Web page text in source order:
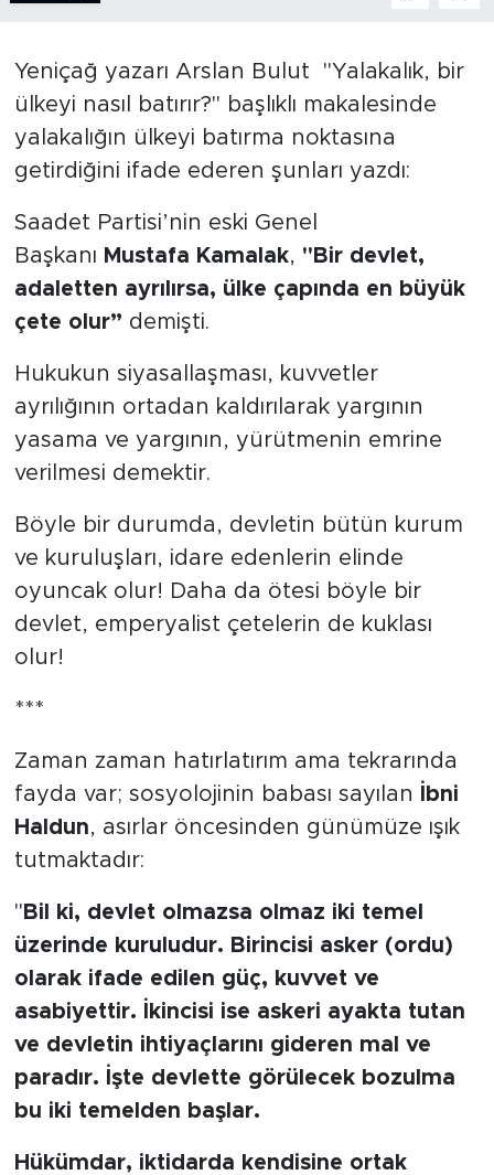
Yeniçağ yazarı Arslan Bulut
''Yalakalık, bir
ülkeyi nasıl batırır?'' başlıklı makalesinde
yalakalığın ülkeyi batırma noktasına
getirdiğini ifade ederen şunları yazdı:
Saadet Partisi’nin eski Genel
Başkanı Mustafa Kamalak, "Bir devlet,
adaletten ayrılırsa, ülke çapında en büyük
çete olur” demişti.
Hukukun siyasallaşması, kuvvetler
ayrılığının ortadan kaldırılarak yargının
yasama ve yargının, yürütmenin emrine
verilmesi demektir.
Böyle bir durumda, devletin bütün kurum
ve kuruluşları, idare edenlerin elinde
oyuncak olur! Daha da ötesi böyle bir
devlet, emperyalist çetelerin de kuklası
olur!
***
Zaman zaman hatırlatırım ama tekrarında
fayda var; sosyolojinin babası sayılan
İbni
Haldun, asırlar öncesinden günümüze ışık
tutmaktadır:
" Bil ki, devlet olmazsa olmaz iki temel
üzerinde kuruludur. Birincisi asker (ordu)
olarak ifade edilen güç, kuvvet ve
asabiyettir. İkincisi ise askeri ayakta tutan
ve devletin ihtiyaçlarını gideren mal ve
paradır. İşte devlette görülecek bozulma
bu iki temelden başlar.
Hükümdar, iktidarda kendisine ortak
DİNİ
POLİTİKA
SPOR
KÜLTÜR SANAT
YAŞAM
TARİHTEN GÜNÜMÜZE
TARİH
KADIN
SAĞLIK
SİYASET
FOTO GALERİ
VİDEOLAR
ALINTI YAZARLAR
SOSYAL MEDYA